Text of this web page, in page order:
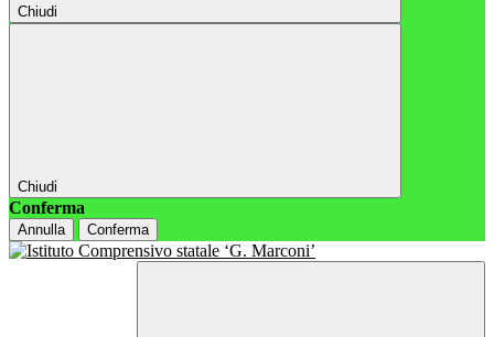
Chiudi
Chiudi
Conferma
Annulla Conferma